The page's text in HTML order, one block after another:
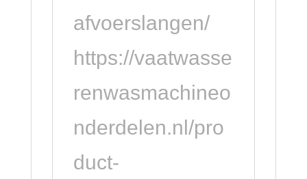
afvoerslangen/
https://vaatwasse
renwasmachineo
nderdelen.nl/pro
duct-